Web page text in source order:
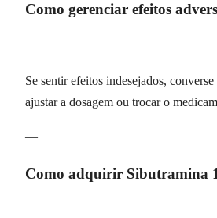
Como gerenciar efeitos
Se sentir efeitos indesejados,
ajustar a dosagem ou trocar o
—
Como adquirir Sibutramina